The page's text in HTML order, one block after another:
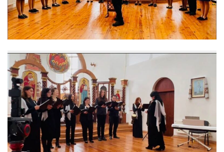
Полтавщина
Сумщина
Оголошення
Трансляції